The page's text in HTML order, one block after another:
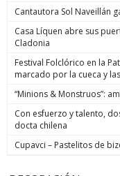
Cantautora Sol Naveillán
Casa Líquen abre sus
Cladonia
Festival Folclórico en la
marcado por la cueca y
“Minions & Monstruos”:
Con esfuerzo y talento,
docta chilena
Cupavci – Pastelitos de